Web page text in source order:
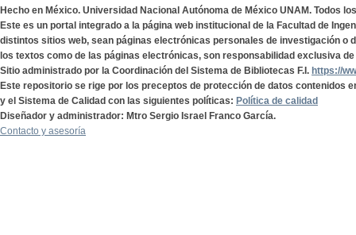
Hecho en México. Universidad Nacional Autónoma de México UNAM. Todos
Este es un portal integrado a la página web institucional de la Facultad de
distintos sitios web, sean páginas electrónicas personales de investigación o
los textos como de las páginas electrónicas, son responsabilidad exclusiva
Sitio administrado por la Coordinación del Sistema de Bibliotecas F.I. https://
Este repositorio se rige por los preceptos de protección de datos contenidos
y el Sistema de Calidad con las siguientes políticas: Política de calidad
Diseñador y administrador: Mtro Sergio Israel Franco García.
Contacto y asesoría